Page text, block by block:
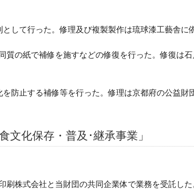
して行った。修理及び複製製作は琉球漆工藝舎に
質の紙で補修を施すなどの修復を行った。修復は石
防止する補修等を行った。修理は京都府の公益財
文化保存・普及･継承事業」
株式会社と当財団の共同企業体で業務を受託した